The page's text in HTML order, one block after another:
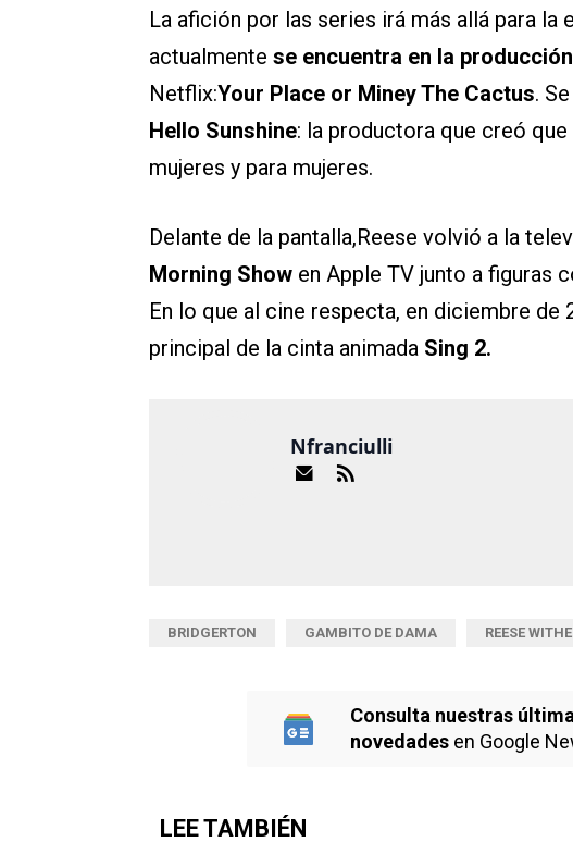
La afición por las series irá más allá para
actualmente se encuentra en la producción
Netflix:Your Place or Miney The Cactus.
Hello Sunshine: la productora que creó
mujeres y para mujeres.
Delante de la pantalla,Reese volvió a la
Morning Show en Apple TV junto a figuras
En lo que al cine respecta, en diciembre de
principal de la cinta animada Sing 2.
Nfranciulli
BRIDGERTON GAMBITO DE DAMA REESE
Consulta nuestras
novedades en Google
LEE TAMBIÉN